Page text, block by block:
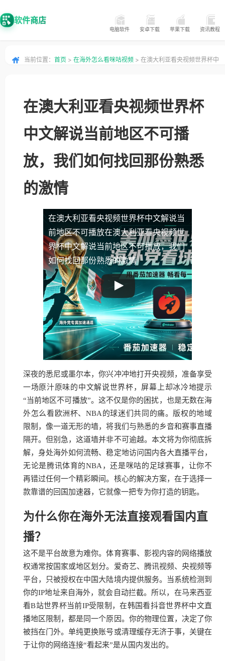
软件商店
电脑软件 安卓下载 苹果下载 资讯教程
当前位置： 首页 > 在海外怎么看咪咕视频 > 在澳大利亚看央视频世界杯中
在澳大利亚看央视频世界杯
中文解说当前地区不可播
放，我们如何找回那份熟悉
的激情
在澳大利亚看央视频世界杯中文解说当
前地区不可播放在澳大利亚看央视频世
界杯中文解说当前地区不可播放，我们
如何找回那份熟悉的激情
深夜的悉尼或墨尔本，你兴冲冲地打开央视频，准备享受
一场原汁原味的中文解说世界杯，屏幕上却冰冷地提示
“当前地区不可播放”。这不仅是你的困扰，也是无数在海
外怎么看欧洲杯、NBA的球迷们共同的痛。版权的地域
限制，像一道无形的墙，将我们与熟悉的乡音和赛事直播
隔开。但别急，这道墙并非不可逾越。本文将为你彻底拆
解，身处海外如何流畅、稳定地访问国内各大直播平台，
无论是腾讯体育的NBA，还是咪咕的足球赛事，让你不
再错过任何一个精彩瞬间。核心的解决方案，在于选择一
款靠谱的回国加速器，它就像一把专为你打造的钥匙。
为什么你在海外无法直接观看国内直
播？
这不是平台故意为难你。体育赛事、影视内容的网络播放
权通常按国家或地区划分。爱奇艺、腾讯视频、央视频等
平台，只被授权在中国大陆境内提供服务。当系统检测到
你的IP地址来自海外，就会自动拦截。所以，在马来西亚
看B站世界杯当前IP受限制，在韩国看抖音世界杯中文直
播地区限制，都是同一个原因。你的物理位置，决定了你
被挡在门外。单纯更换账号或清理缓存无济于事，关键在
于让你的网络连接“看起来”是从国内发出的。